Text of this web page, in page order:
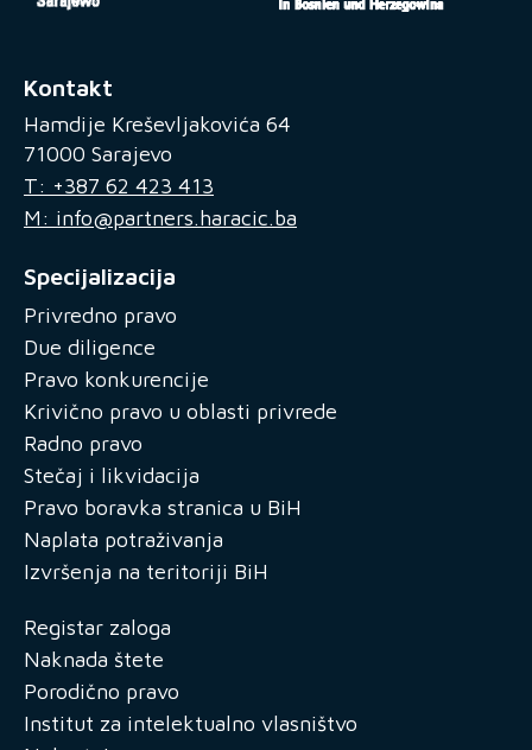
Kontakt
Hamdije Kreševljakovića 64
71000 Sarajevo
T: +387 62 423 413
M: info@partners.haracic.ba
Specijalizacija
Privredno pravo
Due diligence
Pravo konkurencije
Krivično pravo u oblasti privrede
Radno pravo
Stečaj i likvidacija
Pravo boravka stranica u BiH
Naplata potraživanja
Izvršenja na teritoriji BiH
Registar zaloga
Naknada štete
Porodično pravo
Institut za intelektualno vlasništvo